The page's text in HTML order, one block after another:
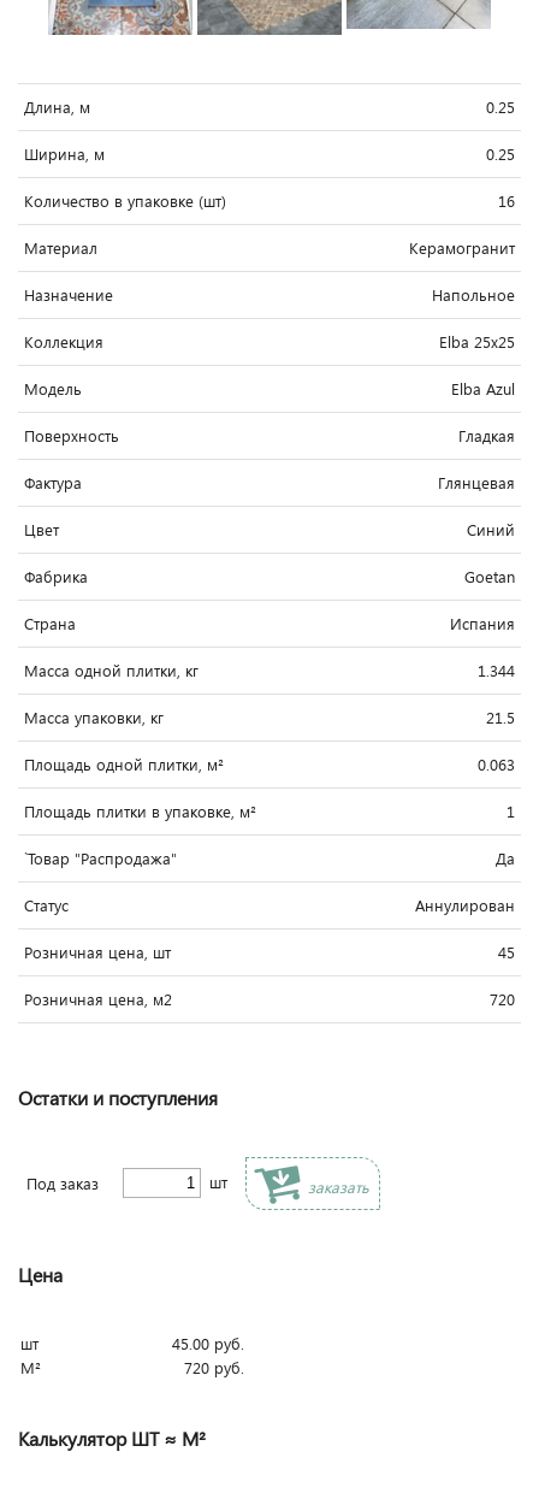
Длина, м 0.25
Ширина, м 0.25
Количество в упаковке (шт) 16
Материал Керамогранит
Назначение Напольное
Коллекция Elba 25x25
Модель Elba Azul
Поверхность Гладкая
Фактура Глянцевая
Цвет Синий
Фабрика Goetan
Страна Испания
Масса одной плитки, кг 1.344
Масса упаковки, кг 21.5
Площадь одной плитки, м² 0.063
Площадь плитки в упаковке, м² 1
`Товар "Распродажа" Да
Статус Аннулирован
Розничная цена, шт 45
Розничная цена, м2 720
Остатки и поступления
Под заказ шт заказать
Цена
шт 45.00 руб.
М²
720 руб.
Калькулятор ШТ ≈ М²